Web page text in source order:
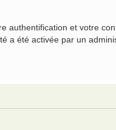
authentification et votre
a été activée par un